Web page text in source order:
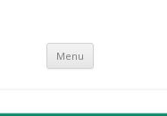
Menu Skip
content